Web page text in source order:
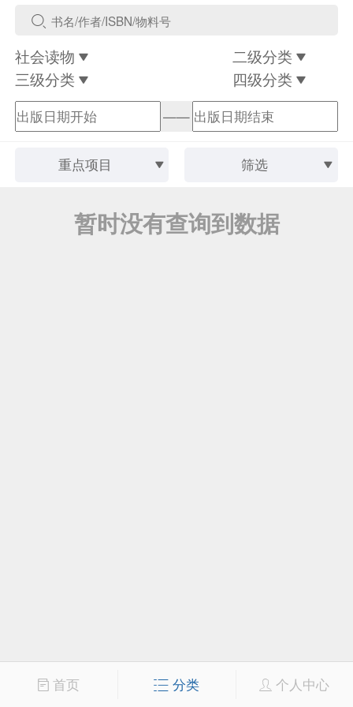
社会读物
二级分类
三级分类
四级分类
——
重点项目 筛选
暂时没有查询到数据
首页 分类 个人中心